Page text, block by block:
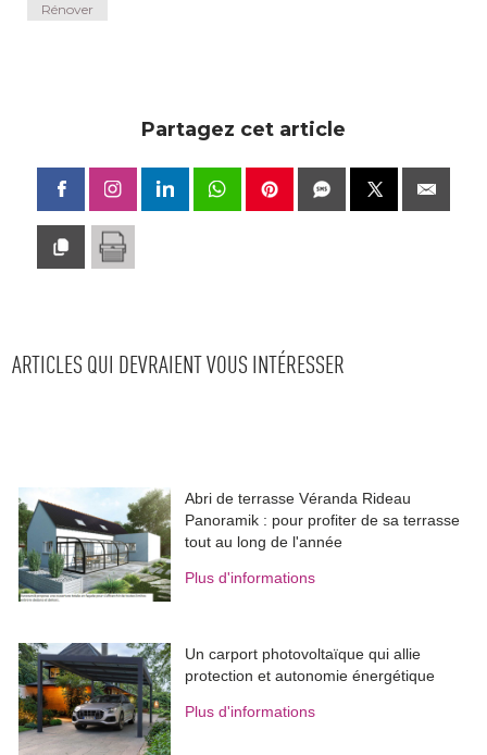
Rénover
Partagez cet article
ARTICLES QUI DEVRAIENT VOUS INTÉRESSER
Abri de terrasse Véranda Rideau
Panoramik : pour profiter de sa terrasse
tout au long de l'année
Plus d'informations
Un carport photovoltaïque qui allie
protection et autonomie énergétique
Plus d'informations